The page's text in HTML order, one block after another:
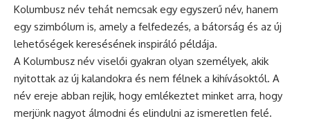
Kolumbusz név tehát nemcsak egy egyszerű név, hanem
egy szimbólum is, amely a felfedezés, a bátorság és az új
lehetőségek keresésének inspiráló példája.
A Kolumbusz név viselői gyakran olyan személyek, akik
nyitottak az új kalandokra és nem félnek a kihívásoktól. A
név ereje abban rejlik, hogy emlékeztet minket arra, hogy
merjünk nagyot álmodni és elindulni az ismeretlen felé.